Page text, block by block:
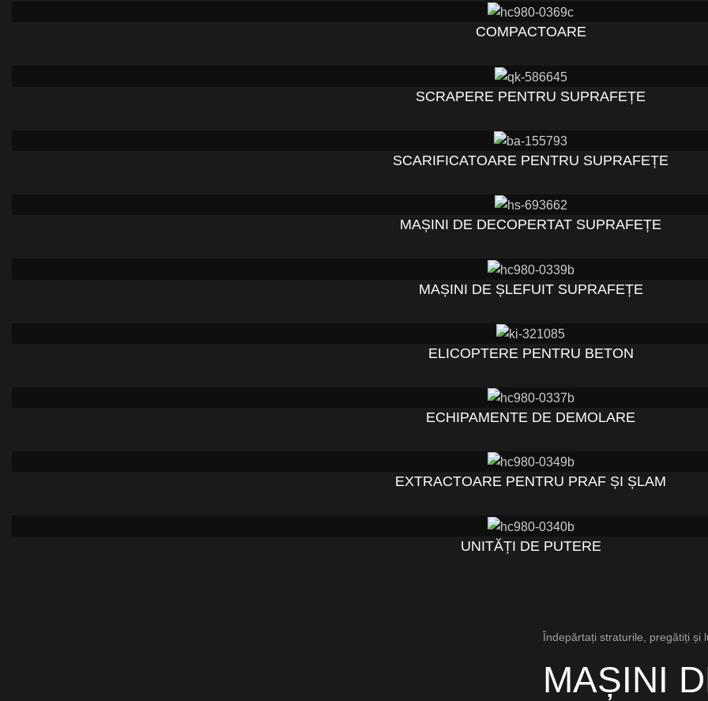
COMPACTOARE
SCRAPERE PENTRU SUPRAFEȚE
SCARIFICATOARE PENTRU SUPRAFEȚE
MAȘINI DE DECOPERTAT SUPRAFEȚE
MAȘINI DE ȘLEFUIT SUPRAFEȚE
ELICOPTERE PENTRU BETON
ECHIPAMENTE DE DEMOLARE
EXTRACTOARE PENTRU PRAF ȘI ȘLAM
UNITĂȚI DE PUTERE
Îndepărtați straturile, pregătiți și
MAȘINI